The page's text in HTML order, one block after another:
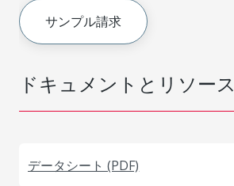
ドキュメントとリソース
データシート (PDF)
サンプル請求